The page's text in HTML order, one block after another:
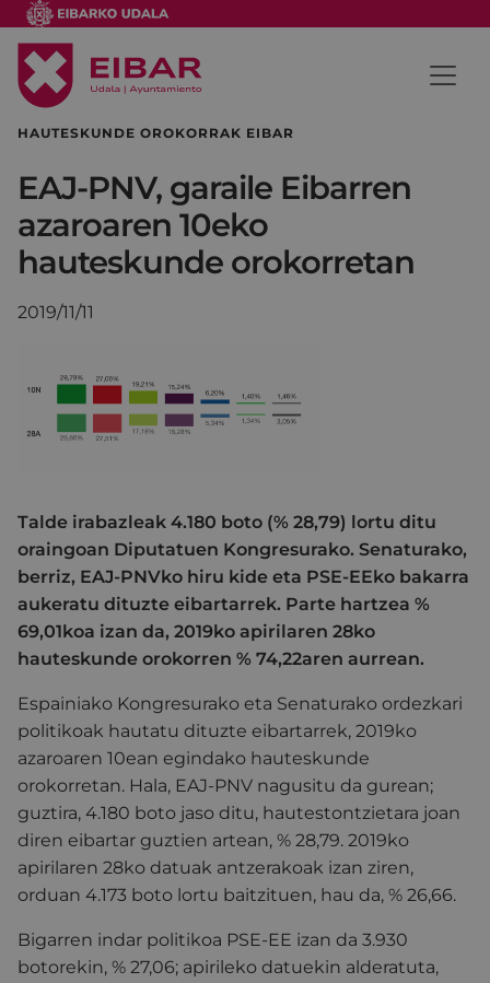
HAUTESKUNDE OROKORRAK EIBAR
EAJ-PNV, garaile Eibarren
azaroaren 10eko
hauteskunde orokorretan
2019/11/11
Talde irabazleak 4.180 boto (% 28,79) lortu ditu
oraingoan Diputatuen Kongresurako. Senaturako,
berriz, EAJ-PNVko hiru kide eta PSE-EEko bakarra
aukeratu dituzte eibartarrek. Parte hartzea %
69,01koa izan da, 2019ko apirilaren 28ko
hauteskunde orokorren % 74,22aren aurrean.
Espainiako Kongresurako eta Senaturako ordezkari
politikoak hautatu dituzte eibartarrek, 2019ko
azaroaren 10ean egindako hauteskunde
orokorretan. Hala, EAJ-PNV nagusitu da gurean;
guztira, 4.180 boto jaso ditu, hautestontzietara joan
diren eibartar guztien artean, % 28,79. 2019ko
apirilaren 28ko datuak antzerakoak izan ziren,
orduan 4.173 boto lortu baitzituen, hau da, % 26,66.
Bigarren indar politikoa PSE-EE izan da 3.930
botorekin, % 27,06; apirileko datuekin alderatuta,